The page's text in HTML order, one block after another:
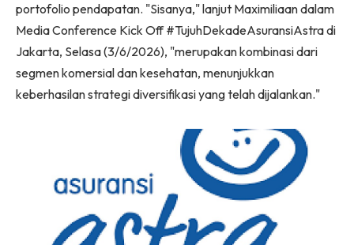
portofolio pendapatan. "Sisanya," lanjut Maximiliaan dalam
Media Conference Kick Off #TujuhDekadeAsuransiAstra di
Jakarta, Selasa (3/6/2026), "merupakan kombinasi dari
segmen komersial dan kesehatan, menunjukkan
keberhasilan strategi diversifikasi yang telah dijalankan."